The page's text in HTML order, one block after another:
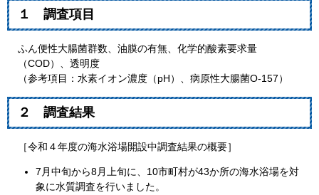
１ 調査項目
ふん便性大腸菌群数、油膜の有無、化学的酸素要求量
（COD）、透明度
（参考項目：水素イオン濃度（pH）、病原性大腸菌O-157）
２ 調査結果
［令和４年度の海水浴場開設中調査結果の概要］
7月中旬から8月上旬に、10市町村が43か所の海水浴場を対
象に水質調査を行いました。